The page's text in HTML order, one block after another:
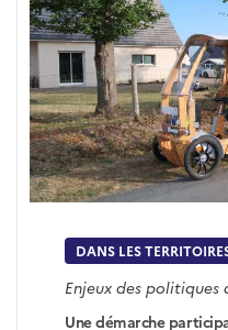
DANS LES
Enjeux des
Une démarche